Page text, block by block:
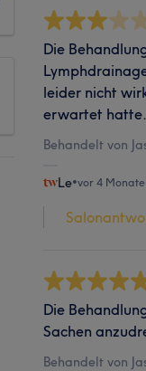
Die
leider nicht
erwartet hatte.
Behandelt von
Le•vor 4
Die
Sachen
Behandelt von